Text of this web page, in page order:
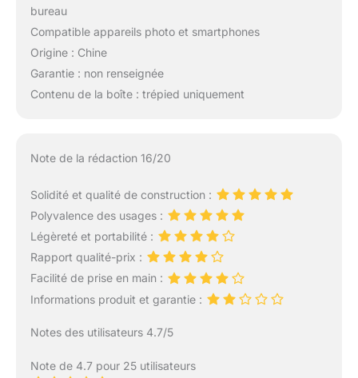
bureau
Compatible appareils photo et smartphones
Origine : Chine
Garantie : non renseignée
Contenu de la boîte : trépied uniquement
Note de la rédaction 16/20
Solidité et qualité de construction :
Polyvalence des usages :
Légèreté et portabilité :
Rapport qualité-prix :
Facilité de prise en main :
Informations produit et garantie :
Notes des utilisateurs 4.7/5
Note de 4.7 pour 25 utilisateurs